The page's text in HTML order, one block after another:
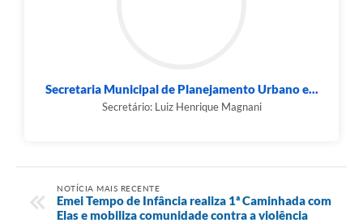
Secretaria Municipal de Planejamento Urbano e...
Secretário: Luiz Henrique Magnani
NOTÍCIA MAIS RECENTE
Emei Tempo de Infância realiza 1ª Caminhada com
Elas e mobiliza comunidade contra a violência